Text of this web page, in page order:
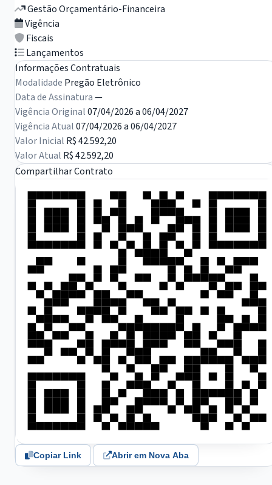
Gestão Orçamentário-Financeira
Vigência
Fiscais
Lançamentos
Informações Contratuais
Modalidade Pregão Eletrônico
Data de Assinatura—
Vigência Original07/04/2026 a 06/04/2027
Vigência Atual07/04/2026 a 06/04/2027
Valor Inicial R$ 42.592,20
Valor Atual R$ 42.592,20
Compartilhar Contrato
Copiar Link Abrir em Nova Aba